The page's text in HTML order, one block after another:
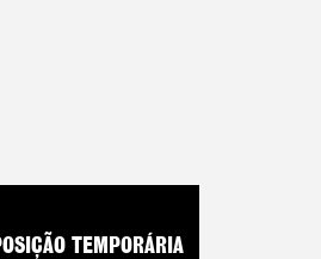
TEMPORÁRIA